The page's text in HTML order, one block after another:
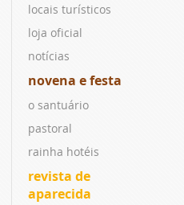
locais turísticos
loja oficial
notícias
novena e festa
o santuário
pastoral
rainha hotéis
revista de
aparecida